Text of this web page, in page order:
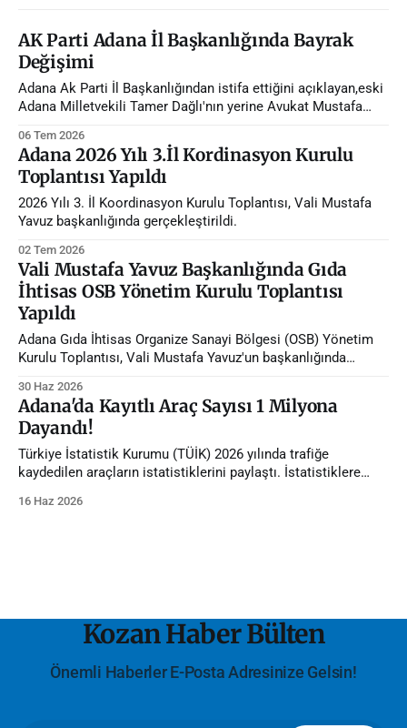
AK Parti Adana İl Başkanlığında Bayrak
Değişimi
Adana Ak Parti İl Başkanlığından istifa ettiğini açıklayan,eski
Adana Milletvekili Tamer Dağlı'nın yerine Avukat Mustafa
06 Tem 2026
Adana 2026 Yılı 3.İl Kordinasyon Kurulu
Toplantısı Yapıldı
2026 Yılı 3. İl Koordinasyon Kurulu Toplantısı, Vali Mustafa
Yavuz başkanlığında gerçekleştirildi.
02 Tem 2026
Vali Mustafa Yavuz Başkanlığında Gıda
İhtisas OSB Yönetim Kurulu Toplantısı
Yapıldı
Adana Gıda İhtisas Organize Sanayi Bölgesi (OSB) Yönetim
Kurulu Toplantısı, Vali Mustafa Yavuz'un başkanlığında
30 Haz 2026
Adana'da Kayıtlı Araç Sayısı 1 Milyona
Dayandı!
Türkiye İstatistik Kurumu (TÜİK) 2026 yılında trafiğe
kaydedilen araçların istatistiklerini paylaştı. İstatistiklere
16 Haz 2026
Kozan Haber Bülten
Önemli Haberler E-Posta Adresinize Gelsin!